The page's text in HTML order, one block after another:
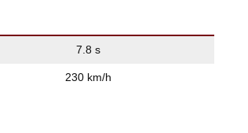
7.8 s
230 km/h